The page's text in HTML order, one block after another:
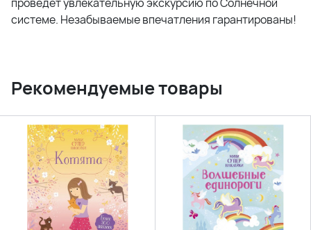
системе. Незабываемые впечатления гарантированы!
Рекомендуемые товары